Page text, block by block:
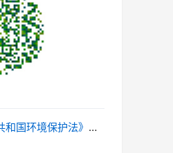
员，县级以上人民政府环境保护主管部门或其他有关部门应（）。